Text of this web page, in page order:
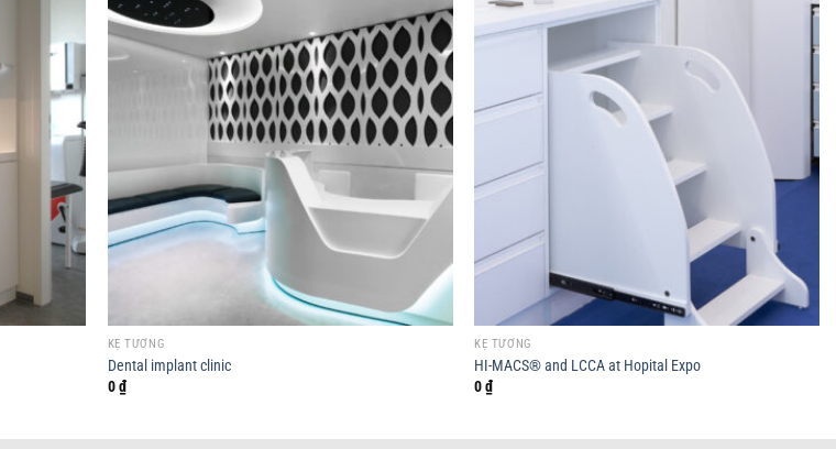
KỆ TƯỜNG
Dental implant clinic
0₫
KỆ TƯỜNG
HI-MACS® and LCCA at Hopital Expo
0₫